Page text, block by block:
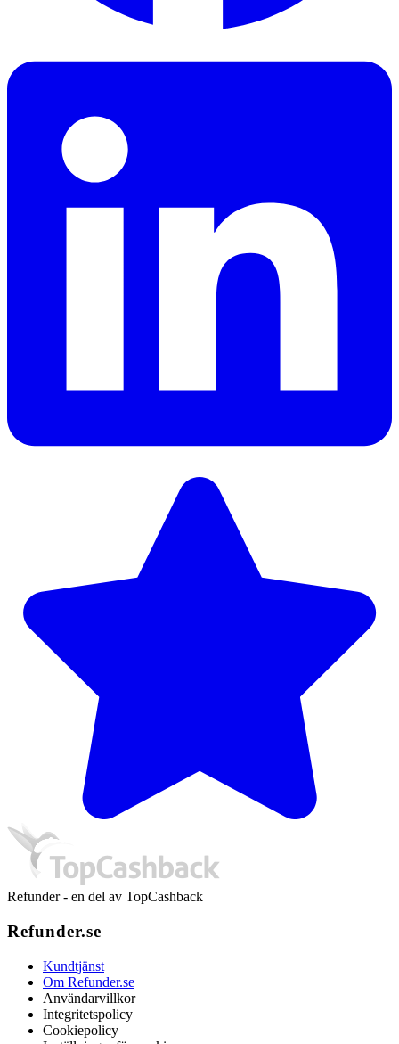
Refunder - en del av TopCashback
Refunder.se
Kundtjänst
Om Refunder.se
Användarvillkor
Integritetspolicy
Cookiepolicy